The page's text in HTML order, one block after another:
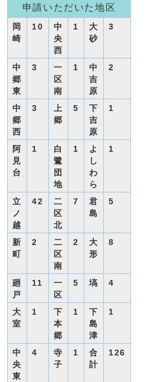
申請いただいた地区
岡
崎
10
中
央
西
1
大
砂
3
中
郷
東
3
一
区
南
1
中
吉
原
2
中
郷
西
3
上
郷
5
下
吉
原
1
阿
見
台
1
白
鷺
団
地
1
よ
し
わ
ら
1
立
ノ
越
42
二
区
北
7
君
島
5
新
町
2
二
区
南
2
大
形
8
廻
戸
11
一
区
5 塙 4
大
室
1
下
本
郷
1
下
島
津
1
中
央
東
4
寺
子
1
合
計
126